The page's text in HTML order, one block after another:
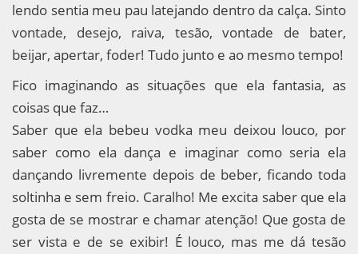
lendo sentia meu pau latejando dentro da calça. Sinto
vontade, desejo, raiva, tesão, vontade de bater,
beijar, apertar, foder! Tudo junto e ao mesmo tempo!
Fico imaginando as situações que ela fantasia, as
coisas que faz…
Saber que ela bebeu vodka meu deixou louco, por
saber como ela dança e imaginar como seria ela
dançando livremente depois de beber, ficando toda
soltinha e sem freio. Caralho! Me excita saber que ela
gosta de se mostrar e chamar atenção! Que gosta de
ser vista e de se exibir! É louco, mas me dá tesão